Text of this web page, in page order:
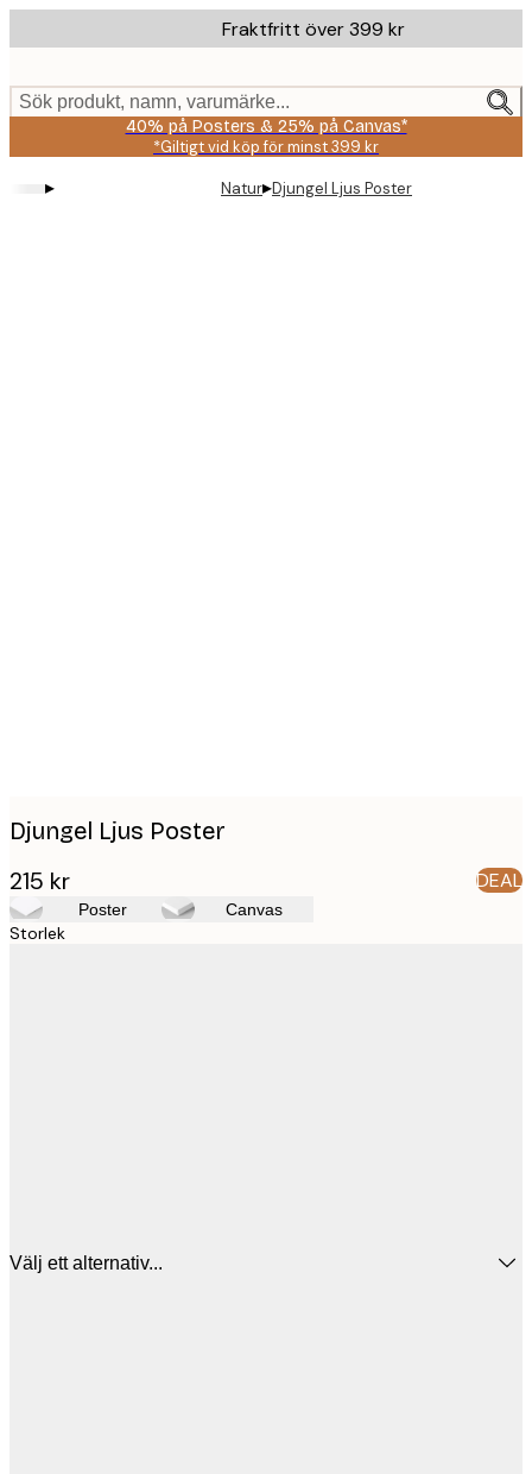
to
content.
Fraktfritt över 399 kr
Sök produkt, namn, varumärke...
40% på Posters & 25% på Canvas*
*Giltigt vid köp för minst 399 kr
▸ Natur▸Djungel Ljus Poster
Djungel Ljus Poster
215 kr DEAL
Poster Canvas
Storlek
Välj ett alternativ...